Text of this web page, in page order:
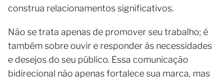
construa relacionamentos significativos.
Não se trata apenas de promover seu trabalho; é
também sobre ouvir e responder às necessidades
e desejos do seu público. Essa comunicação
bidirecional não apenas fortalece sua marca, mas